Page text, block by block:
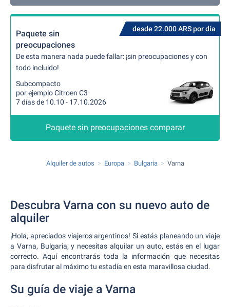
desde 22.000 ARS por día
Paquete sin
preocupaciones
De esta manera nada puede fallar: ¡sin preocupaciones y con
todo incluido!
Subcompacto
por ejemplo Citroen C3
7 días de 10.10 - 17.10.2026
Paquete sin preocupaciones comparar
Alquiler de autos Europa Bulgaria Varna
Descubra Varna con su nuevo auto de
alquiler
¡Hola, apreciados viajeros argentinos! Si estás planeando un viaje
a Varna, Bulgaria, y necesitas alquilar un auto, estás en el lugar
correcto. Aquí encontrarás toda la información que necesitas
para disfrutar al máximo tu estadía en esta maravillosa ciudad.
Su guía de viaje a Varna